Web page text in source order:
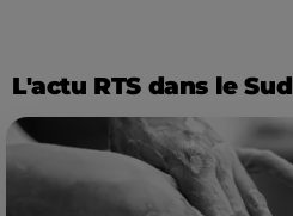
L'actu RTS dans le Sud